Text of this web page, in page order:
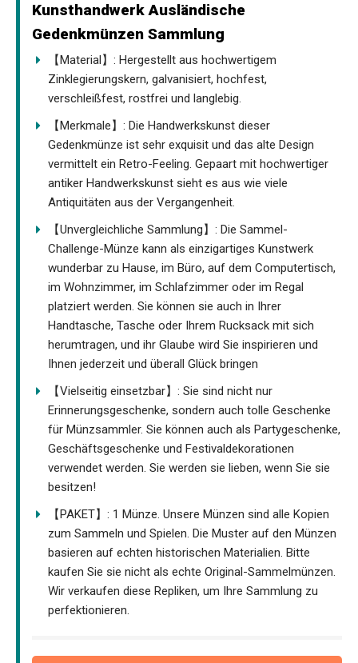
Kunsthandwerk Ausländische
Gedenkmünzen Sammlung
【Material】: Hergestellt aus hochwertigem
Zinklegierungskern, galvanisiert, hochfest,
verschleißfest, rostfrei und langlebig.
【Merkmale】: Die Handwerkskunst dieser
Gedenkmünze ist sehr exquisit und das alte Design
vermittelt ein Retro-Feeling. Gepaart mit hochwertiger
antiker Handwerkskunst sieht es aus wie viele
Antiquitäten aus der Vergangenheit.
【Unvergleichliche Sammlung】: Die Sammel-
Challenge-Münze kann als einzigartiges Kunstwerk
wunderbar zu Hause, im Büro, auf dem Computertisch,
im Wohnzimmer, im Schlafzimmer oder im Regal
platziert werden. Sie können sie auch in Ihrer
Handtasche, Tasche oder Ihrem Rucksack mit sich
herumtragen, und ihr Glaube wird Sie inspirieren und
Ihnen jederzeit und überall Glück bringen
【Vielseitig einsetzbar】: Sie sind nicht nur
Erinnerungsgeschenke, sondern auch tolle Geschenke
für Münzsammler. Sie können auch als Partygeschenke,
Geschäftsgeschenke und Festivaldekorationen
verwendet werden. Sie werden sie lieben, wenn Sie sie
besitzen!
【PAKET】: 1 Münze. Unsere Münzen sind alle Kopien
zum Sammeln und Spielen. Die Muster auf den Münzen
basieren auf echten historischen Materialien. Bitte
kaufen Sie sie nicht als echte Original-Sammelmünzen.
Wir verkaufen diese Repliken, um Ihre Sammlung zu
perfektionieren.